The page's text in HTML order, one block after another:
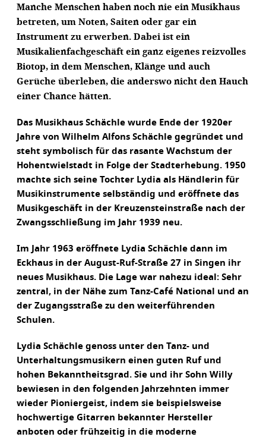
Manche Menschen haben noch nie ein Musikhaus
betreten, um Noten, Saiten oder gar ein
Instrument zu erwerben. Dabei ist ein
Musikalienfachgeschäft ein ganz eigenes reizvolles
Biotop, in dem Menschen, Klänge und auch
Gerüche überleben, die anderswo nicht den Hauch
einer Chance hätten.
Das Musikhaus Schächle wurde Ende der 1920er
Jahre von Wilhelm Alfons Schächle gegründet und
steht symbolisch für das rasante Wachstum der
Hohentwielstadt in Folge der Stadterhebung. 1950
machte sich seine Tochter Lydia als Händlerin für
Musikinstrumente selbständig und eröffnete das
Musikgeschäft in der Kreuzensteinstraße nach der
Zwangsschließung im Jahr 1939 neu.
Im Jahr 1963 eröffnete Lydia Schächle dann im
Eckhaus in der August-Ruf-Straße 27 in Singen ihr
neues Musikhaus. Die Lage war nahezu ideal: Sehr
zentral, in der Nähe zum Tanz-Café National und an
der Zugangsstraße zu den weiterführenden
Schulen.
Lydia Schächle genoss unter den Tanz- und
Unterhaltungsmusikern einen guten Ruf und
hohen Bekanntheitsgrad. Sie und ihr Sohn Willy
bewiesen in den folgenden Jahrzehnten immer
wieder Pioniergeist, indem sie beispielsweise
hochwertige Gitarren bekannter Hersteller
anboten oder frühzeitig in die moderne